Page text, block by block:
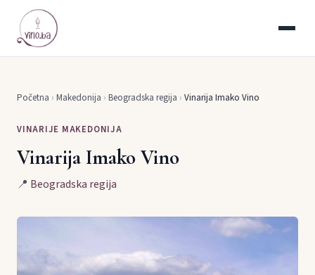
Početna › Makedonija › Beogradska regija › Vinarija Imako Vino
VINARIJE MAKEDONIJA
Vinarija Imako Vino
📍 Beogradska regija